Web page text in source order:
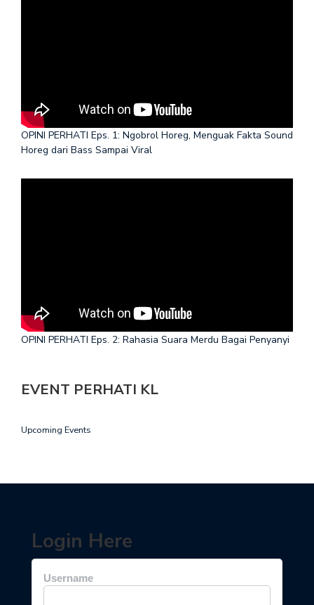
OPINI PERHATI Eps. 1: Ngobrol Horeg, Menguak Fakta Sound
Horeg dari Bass Sampai Viral
OPINI PERHATI Eps. 2: Rahasia Suara Merdu Bagai Penyanyi
EVENT PERHATI KL
Upcoming Events
Login Here
Username